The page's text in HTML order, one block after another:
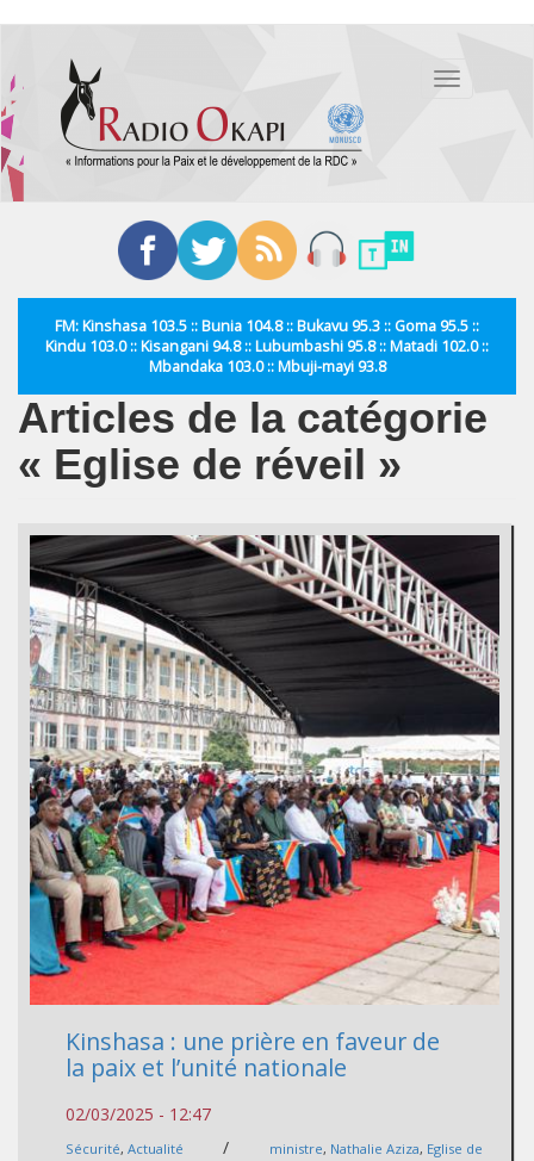
contenu
principal
Toggle
FM: Kinshasa 103.5 :: Bunia 104.8 :: Bukavu 95.3 :: Goma 95.5 ::
Kindu 103.0 :: Kisangani 94.8 :: Lubumbashi 95.8 :: Matadi 102.0 ::
Mbandaka 103.0 :: Mbuji-mayi 93.8
Articles de la catégorie
« Eglise de réveil »
Kinshasa : une prière en faveur de
la paix et l’unité nationale
02/03/2025 - 12:47
Sécurité, Actualité / ministre, Nathalie Aziza, Eglise de